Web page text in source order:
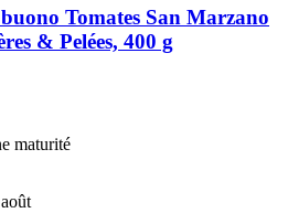
Tomates San Marzano
& Pelées, 400 g
maturité